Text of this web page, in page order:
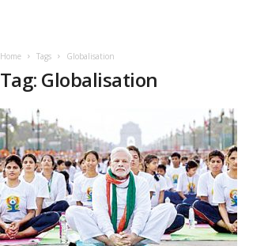
Home Tags Globalisation
Tag: Globalisation